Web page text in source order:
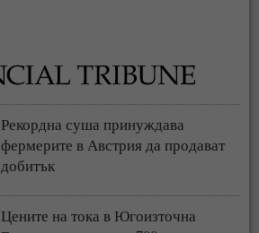
Рекордна суша принуждава
фермерите в Австрия да продават
добитък
Цените на тока в Югоизточна